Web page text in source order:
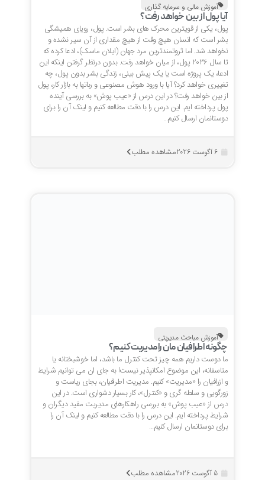
آموزش مالی و سرمایه گذاری
آیا پول از بین خواهد رفت؟
پول، یکی از قویترین محرک های بشر است. پول، رویای همیشگی
بشر است که انسان هیچ وقت از هیچ مقداری از آن سیر نشده و
نخواهد شد. اما ثروتمندترین مرد جهان (ایلان ماسک)، ادعا کرده که
تا سال 2036 پول، از میان خواهد رفت. بدون درنظر گرفتن اینکه این
ادعا، یک پروژه است یا یک پیش بینی، زندگی بشر بدون پول، چه
تغییری خواهد کرد؟ آیا با ورود هوش مصنوعی و رباتها به بازار کار، پول
از بین خواهد رفت؟ در این درس از «عیب پوش» به بررسی آینده
پول پرداخته ایم. این درس را با دقت مطالعه کنیم و لینک آن را برای
دوستانمان ارسال کنیم…
مشاهده مطلب
آموزش مباحث مدیریتی
چگونه اطرافیان مان را مدیریت کنیم؟
ما دوست داریم همه چیز تحت کنترل ما باشد، اما خوشبختانه یا
متاسفانه، این موضوع امکانپذیر نیست! به جای ان می توانیم شرایط
و ازرافیان را «مدیریت» کنیم. مدیریت اطرافیان، بجای ریاست و
زورگویی و سلطه گری و «کنترل»، کار بسیار دشواری است. در این
درس از «عیب پوش» به بررسی راهکارهای مدیریت مفید دیگران و
شرایط پرداخته ایم. این درس را با دقت مطالعه کنیم و لینک آن را
برای دوستانمان ارسال کنیم…
مشاهده مطلب